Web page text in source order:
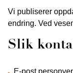
Vi publiserer
endring. Ved
Slik
E‑post